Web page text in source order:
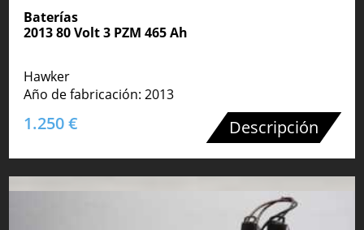
Baterías
2013 80 Volt 3 PZM 465 Ah
Hawker
Año de fabricación: 2013
1.250 € Descripción